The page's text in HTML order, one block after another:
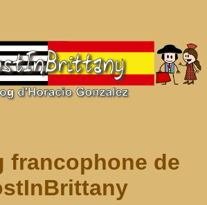
francophone de